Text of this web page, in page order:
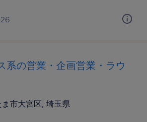
系の営業・企画営業・ラウ
市大宮区, 埼玉県